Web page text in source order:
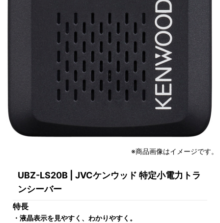
※商品画像はイメージです。
UBZ-LS20B | JVCケンウッド 特定小電力トラ
ンシーバー
特長
・液晶表示を見やすく、わかりやすく。